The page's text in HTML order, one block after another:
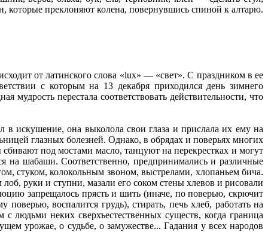
которые преклоняют колена, повернувшись спиной к алтарю.
от латинского слова «lux» — «свет». С праздником в ее
с которым на 13 декабря приходился день зимнего
перестала соответствовать действительности, что
искушение, она выколола свои глаза и прислала их ему на
глазных болезней. Однако, в обрядах и поверьях многих
под мостами масло, танцуют на перекрестках и могут
на шабаши. Соответственно, предпринимались и различные
стуком, колокольным звоном, выстрелами, хлопаньем бича.
руки и ступни, мазали его соком стены хлевов и рисовали
запрещалось прясть и шить (иначе, по поверью, скрючит
воспалится грудь), стирать, печь хлеб, работать на
людьми неких сверхъестественных существ, когда граница
урожае, о судьбе, о замужестве... Гадания у всех народов